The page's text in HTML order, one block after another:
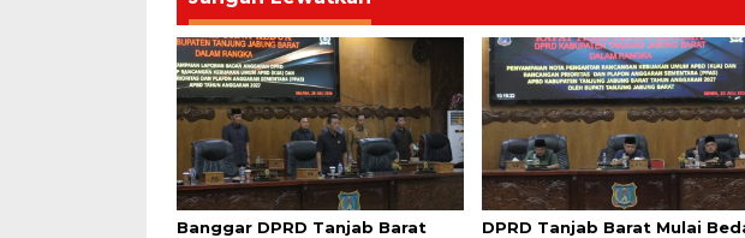
Banggar DPRD Tanjab Barat
DPRD Tanjab Barat Mulai